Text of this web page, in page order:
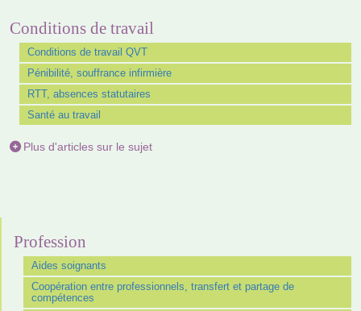
Conditions de travail
Conditions de travail QVT
Pénibilité, souffrance infirmière
RTT, absences statutaires
Santé au travail
Plus d'articles sur le sujet
Profession
Aides soignants
Coopération entre professionnels, transfert et partage de
compétences